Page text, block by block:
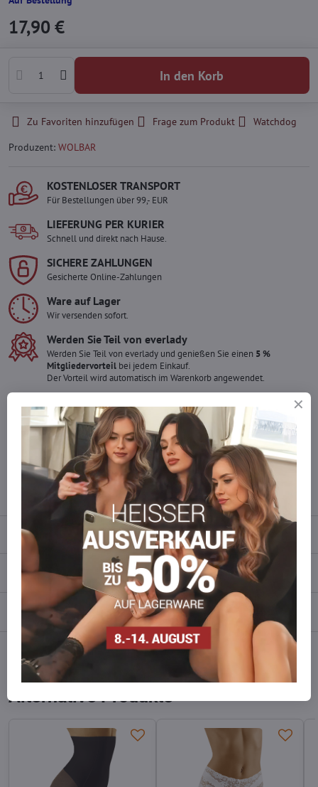
17,90 €
In den Korb
Zu Favoriten hinzufügen Frage zum Produkt
Watchdog
Produzent: WOLBAR
KOSTENLOSER TRANSPORT
Für Bestellungen über 99,- EUR
LIEFERUNG PER KURIER
Schnell und direkt nach Hause.
SICHERE ZAHLUNGEN
Gesicherte Online-Zahlungen
Ware auf Lager
Wir versenden sofort.
Werden Sie Teil von everlady
Werden Sie Teil von everlady und genießen Sie einen 5 %
Mitgliedervorteil bei jedem Einkauf.
Der Vorteil wird automatisch im Warenkorb angewendet.
Möchten Sie mehr bestellen ?
Zögern Sie nicht, uns zu kontaktieren, wir füllen die Ware für Sie
info​​@everlady​​.eu
Beschreibung
Bewertungen
Diskussion 0
Facebook Reddit WhatsApp
Alternative Produkte